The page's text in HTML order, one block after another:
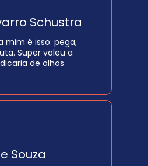
Souza
Schustra
mim é isso: pega,
Super valeu a
de olhos